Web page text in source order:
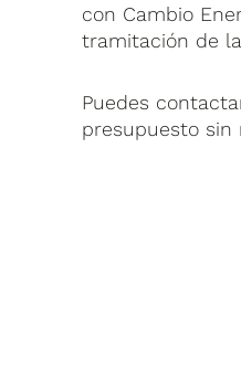
con Cambio
tramitación de
Puedes
presupuesto sin